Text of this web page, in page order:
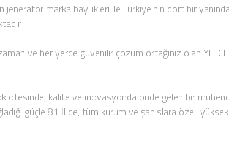
marka bayilikleri ile Türkiye'nin dört bir
ve her yerde güvenilir çözüm ortağınız olan YHD
ötesinde, kalite ve inovasyonda önde gelen bir
güçle 81 İl de, tüm kurum ve şahıslara özel,